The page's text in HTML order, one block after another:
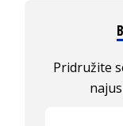
Pridružite